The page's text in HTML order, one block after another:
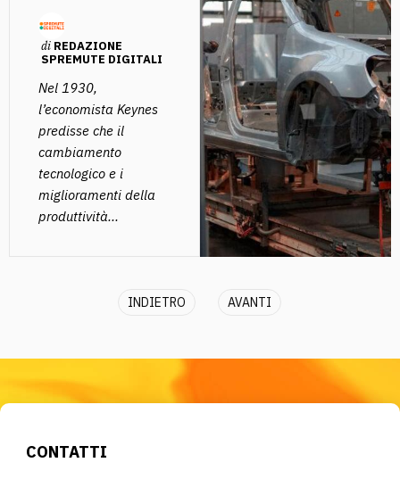
di REDAZIONE
SPREMUTE DIGITALI
Nel 1930,
l’economista Keynes
predisse che il
cambiamento
tecnologico e i
miglioramenti della
produttività...
INDIETRO AVANTI
CONTATTI